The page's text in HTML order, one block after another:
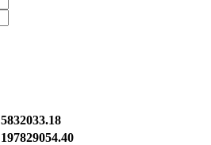
5832033.18
197829054.40